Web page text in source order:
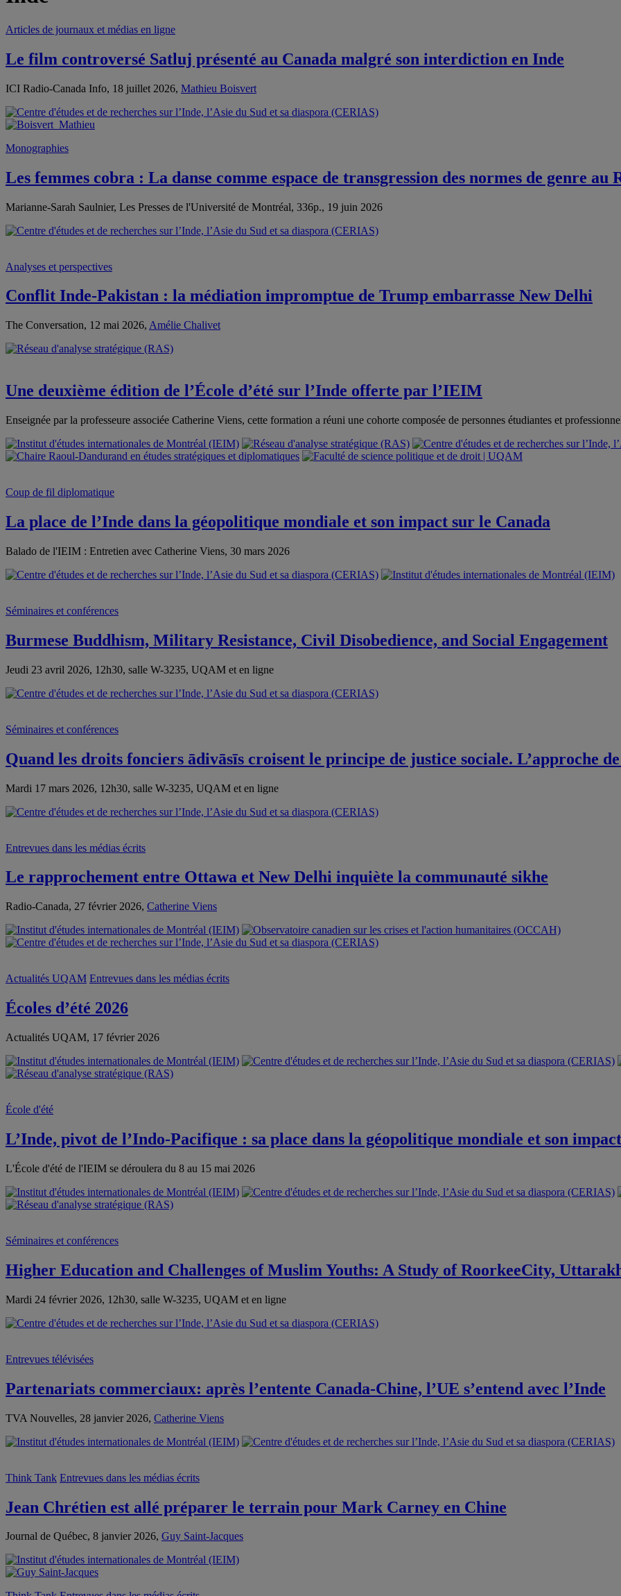
Articles de journaux et médias en ligne
Le film controversé Satluj présenté au Canada malgré son interdiction en Inde
ICI Radio-Canada Info, 18 juillet 2026, Mathieu Boisvert
Monographies
Les femmes cobra : La danse comme espace de transgression des normes de genre au
Marianne-Sarah Saulnier, Les Presses de l'Université de Montréal, 336p., 19 juin 2026
Analyses et perspectives
Conflit Inde‑Pakistan : la médiation impromptue de Trump embarrasse New Delhi
The Conversation, 12 mai 2026, Amélie Chalivet
Une deuxième édition de l’École d’été sur l’Inde offerte par l’IEIM
Enseignée par la professeure associée Catherine Viens, cette formation a réuni une cohorte composée de personnes étudiantes et
Coup de fil diplomatique
La place de l’Inde dans la géopolitique mondiale et son impact sur le Canada
Balado de l'IEIM : Entretien avec Catherine Viens, 30 mars 2026
Séminaires et conférences
Burmese Buddhism, Military Resistance, Civil Disobedience, and Social Engagement
Jeudi 23 avril 2026, 12h30, salle W-3235, UQAM et en ligne
Séminaires et conférences
Quand les droits fonciers ādivāsīs croisent le principe de justice sociale. L’approche
Mardi 17 mars 2026, 12h30, salle W-3235, UQAM et en ligne
Entrevues dans les médias écrits
Le rapprochement entre Ottawa et New Delhi inquiète la communauté sikhe
Radio-Canada, 27 février 2026, Catherine Viens
Actualités UQAM Entrevues dans les médias écrits
Écoles d’été 2026
Actualités UQAM, 17 février 2026
École d'été
L’Inde, pivot de l’Indo-Pacifique : sa place dans la géopolitique mondiale et son
L'École d'été de l'IEIM se déroulera du 8 au 15 mai 2026
Séminaires et conférences
Higher Education and Challenges of Muslim Youths: A Study of RoorkeeCity,
Mardi 24 février 2026, 12h30, salle W-3235, UQAM et en ligne
Entrevues télévisées
Partenariats commerciaux: après l’entente Canada-Chine, l’UE s’entend avec l’Inde
TVA Nouvelles, 28 janvier 2026, Catherine Viens
Think Tank Entrevues dans les médias écrits
Jean Chrétien est allé préparer le terrain pour Mark Carney en Chine
Journal de Québec, 8 janvier 2026, Guy Saint-Jacques